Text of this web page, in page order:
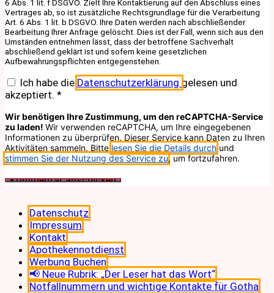
6 Abs. 1 lit. f DSGVO. Zielt Ihre Kontaktierung auf den Abschluss eines
Vertrages ab, so ist zusätzliche Rechtsgrundlage für die Verarbeitung
Art. 6 Abs. 1 lit. b DSGVO. Ihre Daten werden nach abschließender
Bearbeitung Ihrer Anfrage gelöscht. Dies ist der Fall, wenn sich aus den
Umständen entnehmen lässt, dass der betroffene Sachverhalt
abschließend geklärt ist und sofern keine gesetzlichen
Aufbewahrungspflichten entgegenstehen.
Ich habe die Datenschutzerklärung gelesen und
akzeptiert. *
Wir benötigen Ihre Zustimmung, um den reCAPTCHA-Service
zu laden! Wir verwenden reCAPTCHA, um Ihre eingegebenen
Informationen zu überprüfen. Dieser Service kann Daten zu Ihren
Aktivitäten sammeln. Bitte lesen Sie die Details durch und
stimmen Sie der Nutzung des Service zu, um fortzufahren.
Datenschutz
Impressum
Kontakt
Apothekennotdienst
Werbung Buchen
📢 Neue Rubrik: „Der Leser hat das Wort“
Notfallnummern und wichtige Kontakte für Gotha